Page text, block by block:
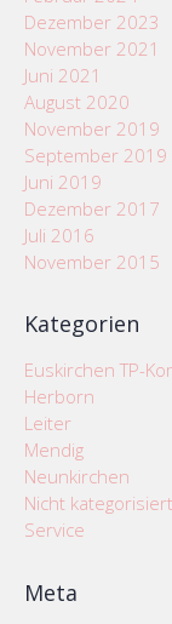
Dezember 2023
November 2021
Juni 2021
August 2020
November 2019
September 2019
Juni 2019
Dezember 2017
Juli 2016
November 2015
Kategorien
Euskirchen TP-
Herborn
Leiter
Mendig
Neunkirchen
Nicht kategorisiert
Service
Meta